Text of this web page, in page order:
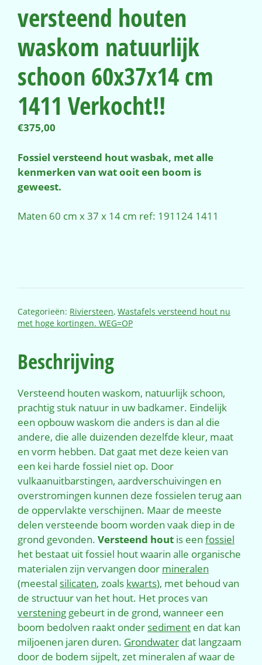
versteend houten
waskom natuurlijk
schoon 60x37x14 cm
1411 Verkocht!!
€375,00
Fossiel versteend hout wasbak, met alle
kenmerken van wat ooit een boom is
geweest.
Maten 60 cm x 37 x 14 cm ref: 191124 1411
Categorieën: Riviersteen, Wastafels versteend hout nu
met hoge kortingen. WEG=OP
Beschrijving
Versteend houten waskom, natuurlijk schoon,
prachtig stuk natuur in uw badkamer. Eindelijk
een opbouw waskom die anders is dan al die
andere, die alle duizenden dezelfde kleur, maat
en vorm hebben. Dat gaat met deze keien van
een kei harde fossiel niet op. Door
vulkaanuitbarstingen, aardverschuivingen en
overstromingen kunnen deze fossielen terug aan
de oppervlakte verschijnen. Maar de meeste
delen versteende boom worden vaak diep in de
grond gevonden. Versteend hout is een fossiel
het bestaat uit fossiel hout waarin alle organische
materialen zijn vervangen door mineralen
(meestal silicaten, zoals kwarts), met behoud van
de structuur van het hout. Het proces van
verstening gebeurt in de grond, wanneer een
boom bedolven raakt onder sediment en dat kan
miljoenen jaren duren. Grondwater dat langzaam
door de bodem sijpelt, zet mineralen af waar de